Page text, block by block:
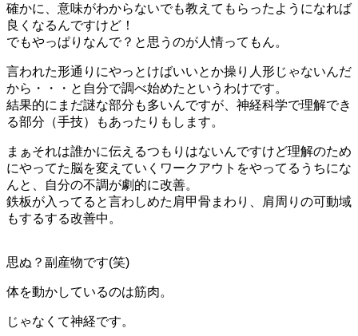
確かに、意味がわからないでも教えてもらったようになれば
良くなるんですけど！
でもやっぱりなんで？と思うのが人情ってもん。
言われた形通りにやっとけばいいとか操り人形じゃないんだ
から・・・と自分で調べ始めたというわけです。
結果的にまだ謎な部分も多いんですが、神経科学で理解でき
る部分（手技）もあったりもします。
まぁそれは誰かに伝えるつもりはないんですけど理解のため
にやってた脳を変えていくワークアウトをやってるうちにな
んと、自分の不調が劇的に改善。
鉄板が入ってると言わしめた肩甲骨まわり、肩周りの可動域
もするする改善中。
思ぬ？副産物です(笑)
体を動かしているのは筋肉。
じゃなくて神経です。